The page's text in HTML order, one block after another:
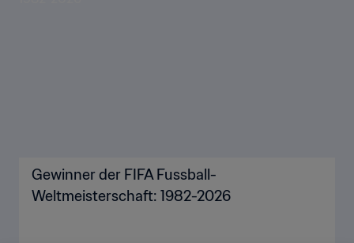
Gewinner der FIFA Fussball-
Weltmeisterschaft: 1982-2026